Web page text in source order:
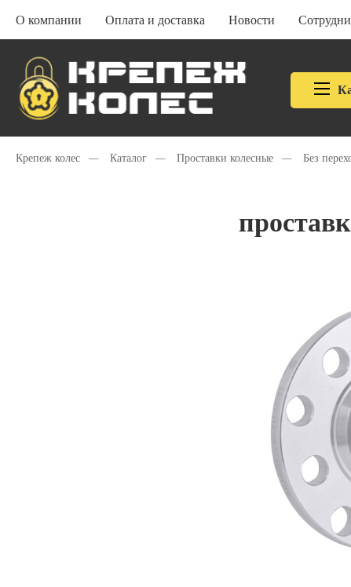
О компании Оплата и доставка Новости
Крепеж колес — Каталог — Проставки колесные — Без